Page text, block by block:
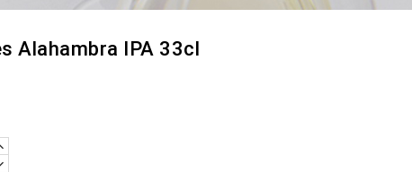
Alahambra IPA 33cl